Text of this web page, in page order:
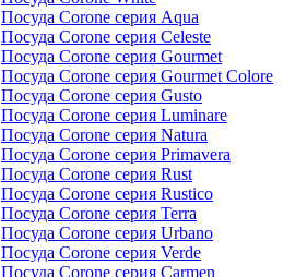
Посуда Corone серия Aqua
Посуда Corone серия Celeste
Посуда Corone серия Gourmet
Посуда Corone серия Gourmet Colore
Посуда Corone серия Gusto
Посуда Corone серия Luminare
Посуда Corone серия Natura
Посуда Corone серия Primavera
Посуда Corone серия Rust
Посуда Corone серия Rustico
Посуда Corone серия Terra
Посуда Corone серия Urbano
Посуда Corone серия Verde
Посуда Corone серия Сarmen